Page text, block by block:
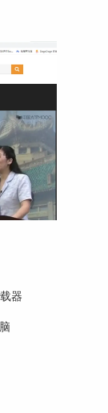
栏内网址。
器